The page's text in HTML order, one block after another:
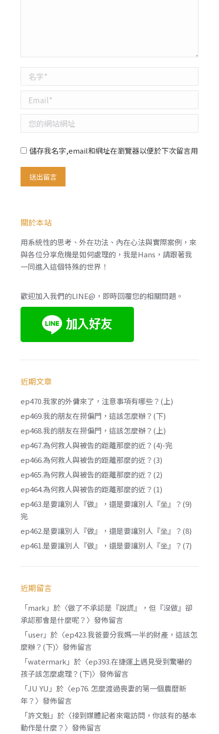
名字 *
Email *
您的網站網址
儲存我名字,email和網址在瀏覽器以便於下次留言用
送出留言
關於本站
用系統性的思考、外在功法、內在心法與實際案例，來
與各位分享危機是如何處理的，我是Hans，請跟著我
一同進入這個特殊的世界！
歡迎加入我們的LINE@，即時回覆您的相關問題。
近期文章
ep470.我家的外傭來了，注意事項有哪些？(上)
ep469.我的朋友在撈偏門，這該怎麼辦？(下)
ep468.我的朋友在撈偏門，這該怎麼辦？(上)
ep467.為何救人與被告的距離那麼的近？(4)-完
ep466.為何救人與被告的距離那麼的近？(3)
ep465.為何救人與被告的距離那麼的近？(2)
ep464.為何救人與被告的距離那麼的近？(1)
ep463.是要讓別人『做』，還是要讓別人『坐』？(9)
完
ep462.是要讓別人『做』，還是要讓別人『坐』？(8)
ep461.是要讓別人『做』，還是要讓別人『坐』？(7)
近期留言
「mark」於〈做了不承認是『說謊』，但『沒做』卻
承認那會是什麼呢？ 〉發佈留言
「user」於〈ep423.我爸要分我媽一半的財產，這該怎
麼辦？(下)〉發佈留言
「watermark」於〈ep393.在捷運上遇見受到驚嚇的
孩子該怎麼處理？(下)〉發佈留言
「JU YU 」於〈ep76. 怎麼渡過喪妻的第一個農曆新
年？ 〉發佈留言
「許文魁」於〈接到媒體記者來電訪問，你該有的基本
動作是什麼？ 〉發佈留言